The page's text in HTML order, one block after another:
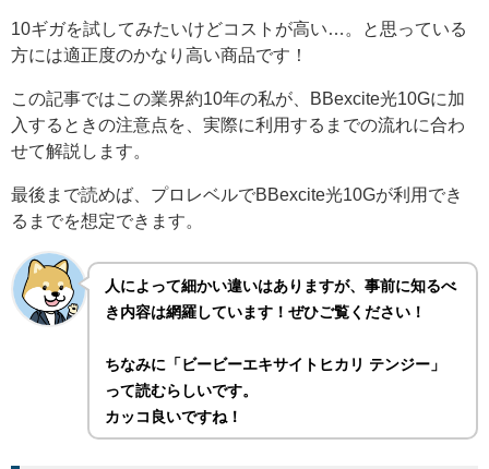
10ギガを試してみたいけどコストが高い…。と思っている
方には適正度のかなり高い商品です！
この記事ではこの業界約10年の私が、BBexcite光10Gに加
入するときの注意点を、実際に利用するまでの流れに合わ
せて解説します。
最後まで読めば、プロレベルでBBexcite光10Gが利用でき
るまでを想定できます。
人によって細かい違いはありますが、事前に知るべ
き内容は網羅しています！ぜひご覧ください！
ちなみに「ビービーエキサイトヒカリ テンジー」
って読むらしいです。
カッコ良いですね！